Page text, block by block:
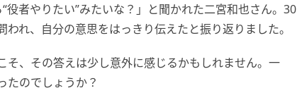
役者やりたい”みたいな？」と聞かれた二宮和也さん。30
れ、自分の意思をはっきり伝えたと振り返りました。
そ、その答えは少し意外に感じるかもしれません。一
たのでしょうか？